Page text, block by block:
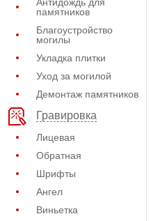
памятников
Благоустройство
могилы
Укладка плитки
Уход за могилой
Демонтаж памятников
Гравировка
Лицевая
Обратная
Шрифты
Ангел
Виньетка